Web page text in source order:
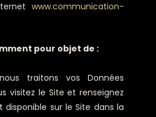
www.communication-
pour objet de :
traitons vos Données
visitez le Site et renseignez
sur le Site dans la